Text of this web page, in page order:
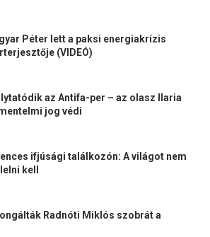
Péter lett a paksi energiakrízis
(VIDEÓ)
az Antifa-per – az olasz Ilaria
jog védi
ifjúsági találkozón: A világot nem
kell
Radnóti Miklós szobrát a